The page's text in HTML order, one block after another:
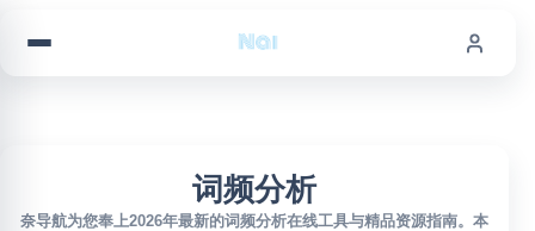
词频分析
奈导航为您奉上2026年最新的词频分析在线工具与精品资源指南。本